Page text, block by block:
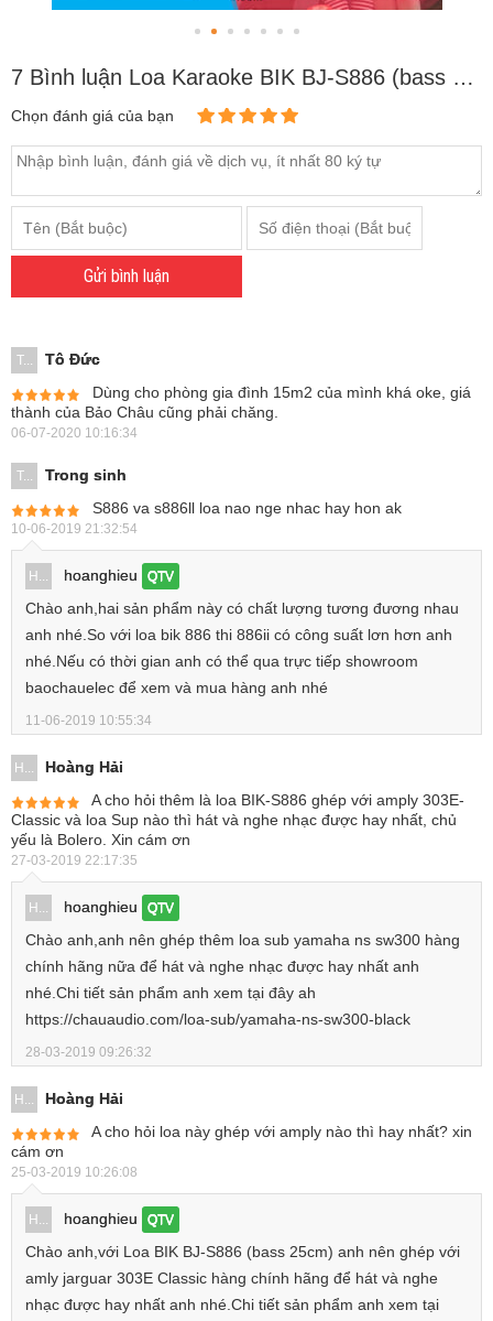
7 Bình luận Loa Karaoke BIK BJ-S886 (bass 25cm)
Chọn đánh giá của bạn
Gửi bình luận
T...
Tô Đức
Dùng cho phòng gia đình 15m2 của mình khá oke, giá
thành của Bảo Châu cũng phải chăng.
06-07-2020 10:16:34
T...
Trong sinh
S886 va s886ll loa nao nge nhac hay hon ak
10-06-2019 21:32:54
H... hoanghieu QTV
Chào anh,hai sản phẩm này có chất lượng tương đương nhau
anh nhé.So với loa bik 886 thi 886ii có công suất lơn hơn anh
nhé.Nếu có thời gian anh có thể qua trực tiếp showroom
baochauelec để xem và mua hàng anh nhé
11-06-2019 10:55:34
H...
Hoàng Hải
A cho hỏi thêm là loa BIK-S886 ghép với amply 303E-
Classic và loa Sup nào thì hát và nghe nhạc được hay nhất, chủ
yếu là Bolero. Xin cám ơn
27-03-2019 22:17:35
H... hoanghieu QTV
Chào anh,anh nên ghép thêm loa sub yamaha ns sw300 hàng
chính hãng nữa để hát và nghe nhạc được hay nhất anh
nhé.Chi tiết sản phẩm anh xem tại đây ah
https://chauaudio.com/loa-sub/yamaha-ns-sw300-black
28-03-2019 09:26:32
H...
Hoàng Hải
A cho hỏi loa này ghép với amply nào thì hay nhất? xin
cám ơn
25-03-2019 10:26:08
H... hoanghieu QTV
Chào anh,với Loa BIK BJ-S886 (bass 25cm) anh nên ghép với
amly jarguar 303E Classic hàng chính hãng để hát và nghe
nhạc được hay nhất anh nhé.Chi tiết sản phẩm anh xem tại